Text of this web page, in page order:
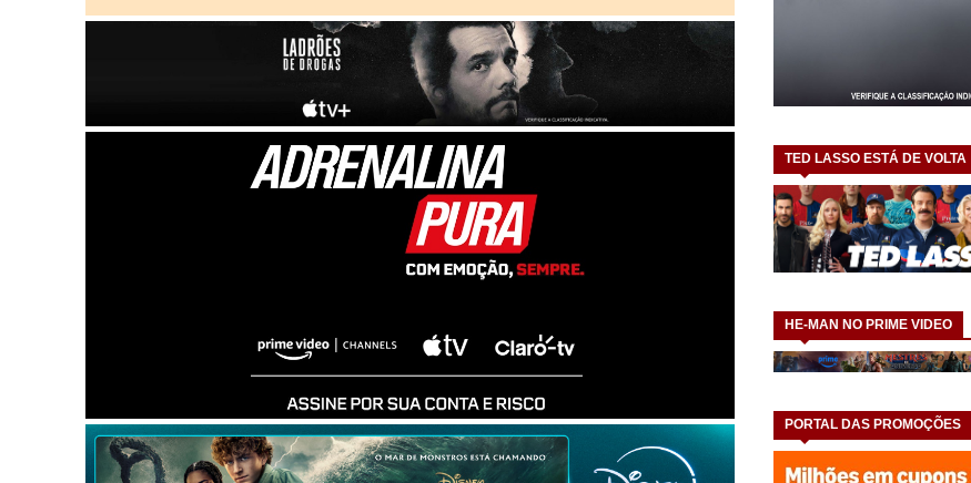
TED LASSO ESTÁ DE VOLTA
HE-MAN NO PRIME VIDEO
PORTAL DAS PROMOÇÕES